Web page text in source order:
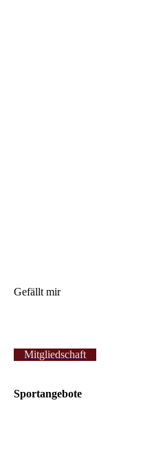
Gefällt mir
Mitgliedschaft
Sportangebote